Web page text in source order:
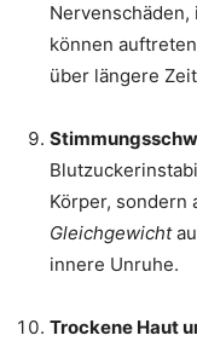
Nervenschäden,
können
über längere
Körper, sondern
Gleichgewicht
innere Unruhe.
Trockene Haut